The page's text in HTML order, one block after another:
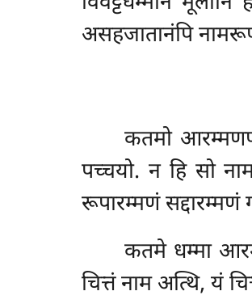
असहजातानंपि
कतमो
पच्चयो. न हि सो
रूपारम्मणं सद्दारम्मणं
कतमे धम्मा
चित्तं नाम अत्थि, यं